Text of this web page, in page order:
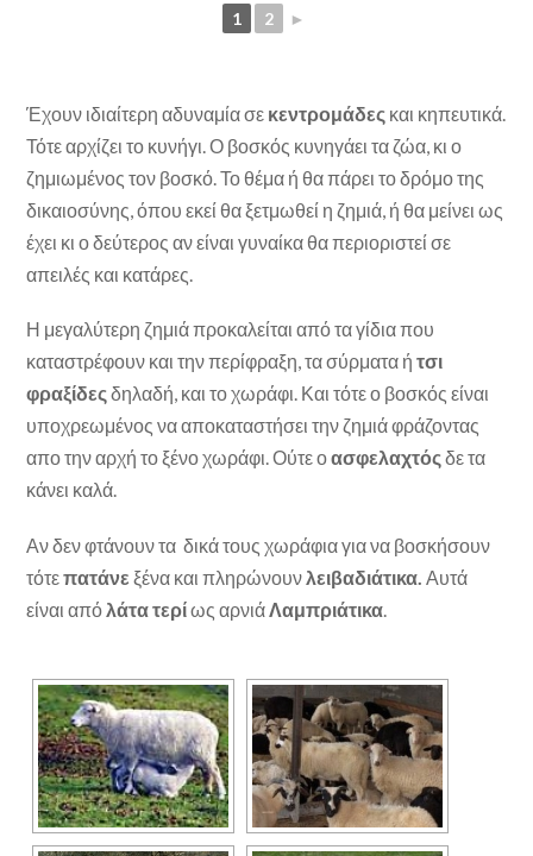
1 2 ►
Έχουν ιδιαίτερη αδυναμία σε κεντρομάδες και κηπευτικά.
Τότε αρχίζει το κυνήγι. Ο βοσκός κυνηγάει τα ζώα, κι ο
ζημιωμένος τον βοσκό. Το θέμα ή θα πάρει το δρόμο της
δικαιοσύνης, όπου εκεί θα ξετμωθεί η ζημιά, ή θα μείνει ως
έχει κι ο δεύτερος αν είναι γυναίκα θα περιοριστεί σε
απειλές και κατάρες.
Η μεγαλύτερη ζημιά προκαλείται από τα γίδια που
καταστρέφουν και την περίφραξη, τα σύρματα ήτσι
φραξίδες δηλαδή, και το χωράφι. Και τότε ο βοσκός είναι
υποχρεωμένος να αποκαταστήσει την ζημιά φράζοντας
απο την αρχή το ξένο χωράφι. Ούτε οασφελαχτόςδε τα
κάνει καλά.
Αν δεν φτάνουν τα δικά τους χωράφια για να βοσκήσουν
τότεπατάνε ξένα και πληρώνουν λειβαδιάτικα. Αυτά
είναι από λάτα τερίως αρνιά Λαμπριάτικα